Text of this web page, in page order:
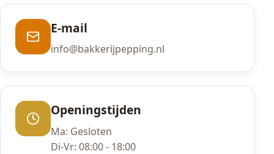
E-mail
info@bakkerijpepping.nl
Openingstijden
Ma: Gesloten
Di-Vr: 08:00 - 18:00